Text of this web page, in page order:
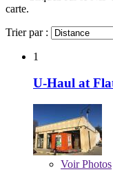
carte.
Trier par :
1
U-Haul at
VoirPhotos